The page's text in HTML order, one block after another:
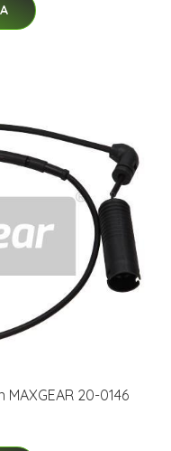
20-0146